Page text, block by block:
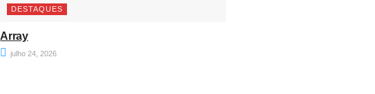
DESTAQUES
Array
julho 24, 2026